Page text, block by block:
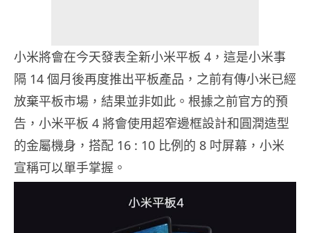
小米將會在今天發表全新小米平板 4，這是小米事
隔 14 個月後再度推出平板產品，之前有傳小米已經
放棄平板市場，結果並非如此。根據之前官方的預
告，小米平板 4 將會使用超窄邊框設計和圓潤造型
的金屬機身，搭配 16 : 10 比例的 8 吋屏幕，小米
宣稱可以單手掌握。